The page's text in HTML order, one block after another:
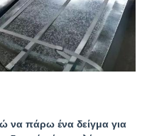
να πάρω ένα δείγμα για